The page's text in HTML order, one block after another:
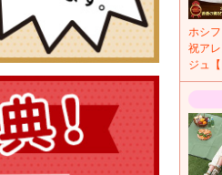
ホシ
祝ア
ジュ【